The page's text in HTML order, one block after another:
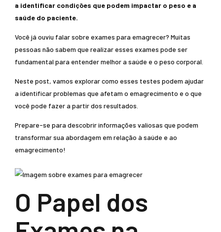
a identificar condições que podem impactar o peso e a
saúde do paciente.
Você já ouviu falar sobre exames para emagrecer? Muitas
pessoas não sabem que realizar esses exames pode ser
fundamental para entender melhor a saúde e o peso corporal.
Neste post, vamos explorar como esses testes podem ajudar
a identificar problemas que afetam o emagrecimento e o que
você pode fazer a partir dos resultados.
Prepare-se para descobrir informações valiosas que podem
transformar sua abordagem em relação à saúde e ao
emagrecimento!
O Papel dos